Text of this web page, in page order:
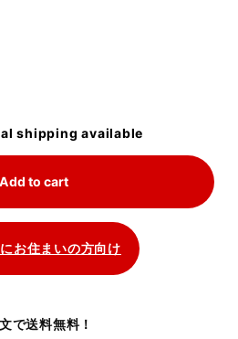
shipping available
Add to cart
お住まいの方向け
で送料無料！